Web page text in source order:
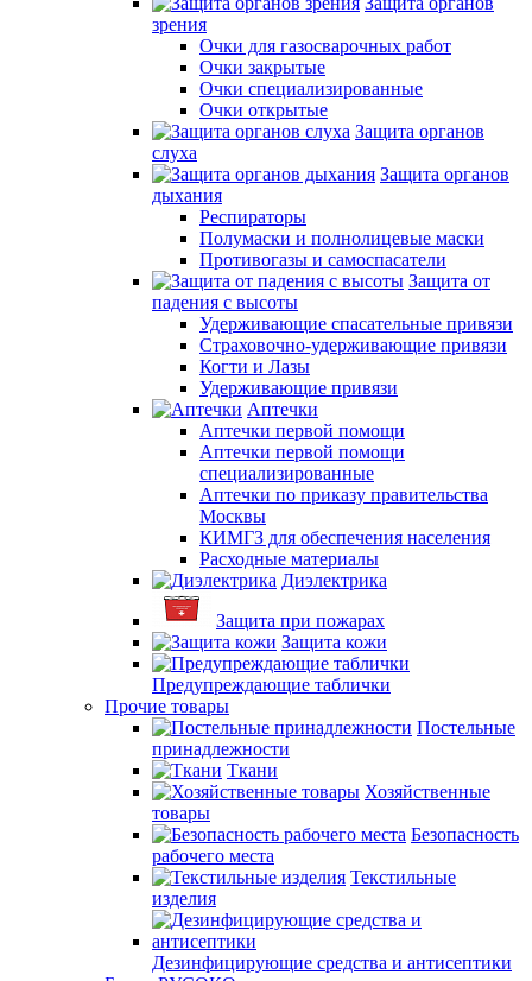
зрения
Очки для газосварочных работ
Очки закрытые
Очки специализированные
Очки открытые
Защита органов
слуха
Защита органов
дыхания
Респираторы
Полумаски и полнолицевые маски
Противогазы и самоспасатели
Защита от
падения с высоты
Удерживающие спасательные привязи
Страховочно-удерживающие привязи
Когти и Лазы
Удерживающие привязи
Аптечки
Аптечки первой помощи
Аптечки первой помощи
специализированные
Аптечки по приказу правительства
Москвы
КИМГЗ для обеспечения населения
Расходные материалы
Диэлектрика
Защита при пожарах
Защита кожи
Предупреждающие таблички
Прочие товары
Постельные
принадлежности
Ткани
Хозяйственные
товары
Безопасность
рабочего места
Текстильные
изделия
Дезинфицирующие средства и антисептики